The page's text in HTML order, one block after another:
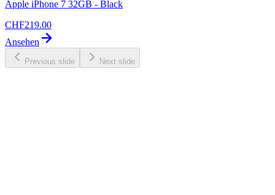
Apple iPhone 7 32GB - Black
CHF219.00
Ansehen
Previous slide Next slide